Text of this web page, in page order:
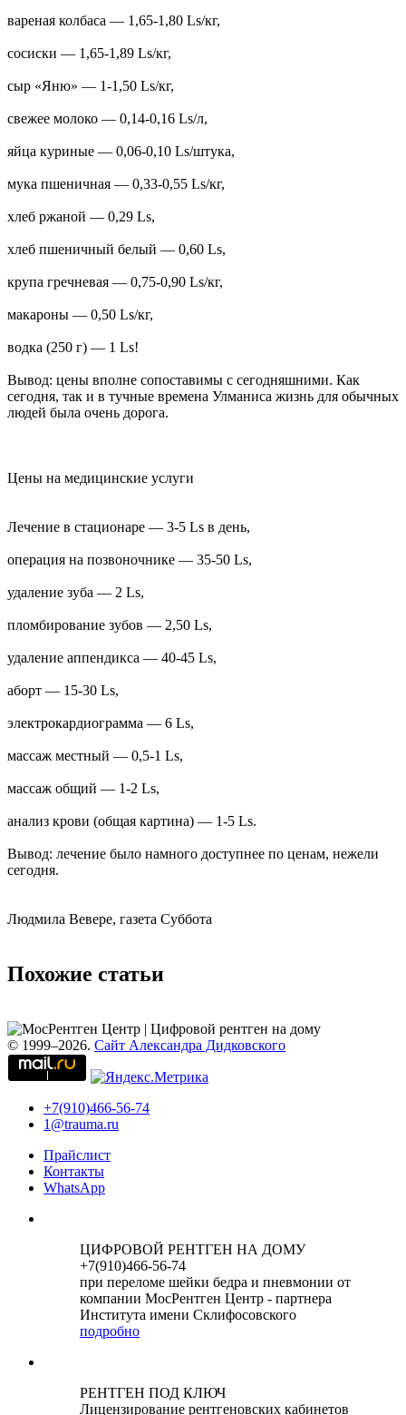
вареная колбаса — 1,65-1,80 Ls/кг,
сосиски — 1,65-1,89 Ls/кг,
сыр «Яню» — 1-1,50 Ls/кг,
свежее молоко — 0,14-0,16 Ls/л,
яйца куриные — 0,06-0,10 Ls/штука,
мука пшеничная — 0,33-0,55 Ls/кг,
хлеб ржаной — 0,29 Ls,
хлеб пшеничный белый — 0,60 Ls,
крупа гречневая — 0,75-0,90 Ls/кг,
макароны — 0,50 Ls/кг,
водка (250 г) — 1 Ls!
Вывод: цены вполне сопоставимы с сегодняшними. Как
сегодня, так и в тучные времена Улманиса жизнь для обычных
людей была очень дорога.
Цены на медицинские услуги
Лечение в стационаре — 3-5 Ls в день,
операция на позвоночнике — 35-50 Ls,
удаление зуба — 2 Ls,
пломбирование зубов — 2,50 Ls,
удаление аппендикса — 40-45 Ls,
аборт — 15-30 Ls,
электрокардиограмма — 6 Ls,
массаж местный — 0,5-1 Ls,
массаж общий — 1-2 Ls,
анализ крови (общая картина) — 1-5 Ls.
Вывод: лечение было намного доступнее по ценам, нежели
сегодня.
Людмила Вевере, газета Суббота
Похожие статьи
© 1999–2026. Сайт Александра Дидковского
+7(910)466-56-74
1@trauma.ru
Прайслист
Контакты
WhatsApp
ЦИФРОВОЙ РЕНТГЕН НА ДОМУ
+7(910)466-56-74
при переломе шейки бедра и пневмонии от
компании МосРентген Центр - партнера
Института имени Склифосовского
подробно
РЕНТГЕН ПОД КЛЮЧ
Лицензирование рентгеновских кабинетов